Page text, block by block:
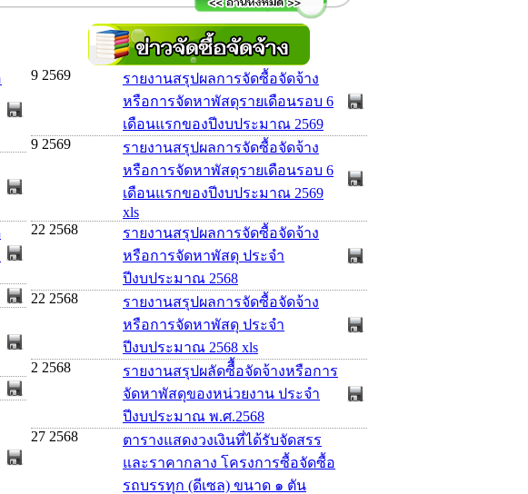
9 2569
รายงานสรุปผลการจัดซื้อจัดจ้าง
หรือการจัดหาพัสดุรายเดือนรอบ 6
เดือนแรกของปีงบประมาณ 2569
9 2569
รายงานสรุปผลการจัดซื้อจัดจ้าง
หรือการจัดหาพัสดุรายเดือนรอบ 6
เดือนแรกของปีงบประมาณ 2569
xls
22 2568
รายงานสรุปผลการจัดซื้อจัดจ้าง
หรือการจัดหาพัสดุ ประจำ
ปีงบประมาณ 2568
22 2568
รายงานสรุปผลการจัดซื้อจัดจ้าง
หรือการจัดหาพัสดุ ประจำ
ปีงบประมาณ 2568 xls
2 2568
รายงานสรุปผลัดซืื้อจัดจ้างหรือการ
จัดหาพัสดุของหน่วยงาน ประจำ
ปีงบประมาณ พ.ศ.2568
27 2568
ตารางแสดงวงเงินที่ได้รับจัดสรร
และราคากลาง โครงการซื้อจัดซื้อ
รถบรรทุก (ดีเซล) ขนาด ๑ ตัน